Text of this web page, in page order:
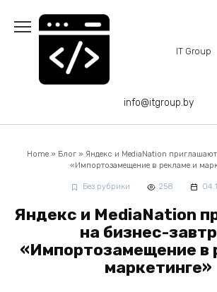
содержанию
IT Group
info@itgroup.by
Home» Блог» Яндекс и MediaNation
«‎Импортозамещение в рекламе и
Без рубрики 258
Яндекс и MediaNation
на бизнес-
«‎Импортозамещение в
маркетинге»